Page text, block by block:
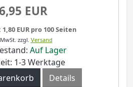
EUR
EUR pro 100 Seiten
zzgl. Versand
Auf Lager
1-3 Werktage
Details